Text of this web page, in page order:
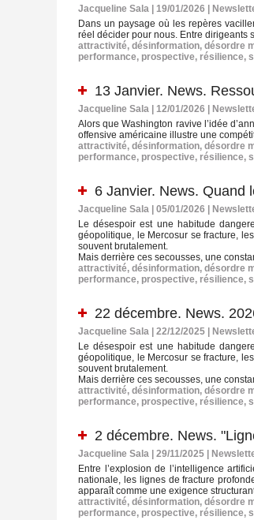
Jacqueline Sala | 19/01/2026
Dans un paysage où les repères
réel décider pour nous. Entre dirigeants
attractivité, désinformation, désordre
performance, prospective, résilience,
13 Janvier. News.
Jacqueline Sala | 12/01/2026
Alors que Washington ravive l’idée
offensive américaine illustre une
attractivité, désinformation, désordre
performance, prospective, résilience,
6 Janvier. News. Quand
Jacqueline Sala | 05/01/2026
Le désespoir est une habitude
géopolitique, le Mercosur se fracture,
souvent brutalement.
Mais derrière ces secousses, une
attractivité, désinformation, désordre
performance, prospective, résilience,
22 décembre. News.
Jacqueline Sala | 22/12/2025
Le désespoir est une habitude
géopolitique, le Mercosur se fracture,
souvent brutalement.
Mais derrière ces secousses, une
attractivité, désinformation, désordre
performance, prospective, résilience,
2 décembre. News.
Jacqueline Sala | 29/11/2025
Entre l’explosion de l’intelligence
nationale, les lignes de fracture
apparaît comme une exigence
attractivité, désinformation, désordre
performance, prospective, résilience,